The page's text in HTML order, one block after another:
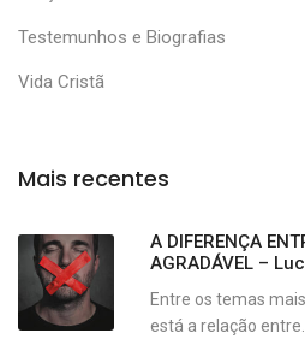
Testemunhos e Biografias
Vida Cristã
Mais recentes
A DIFERENÇA
AGRADÁVEL –
Entre os temas
está a relação entre...